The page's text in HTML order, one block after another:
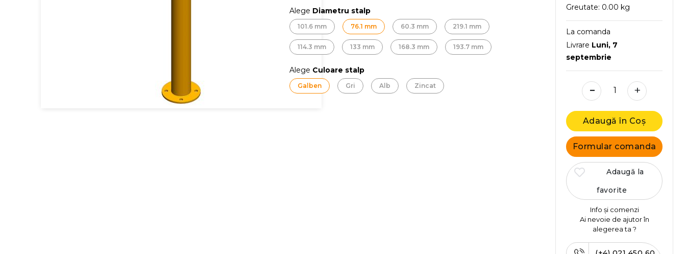
Alege Diametru stalp
101.6 mm 76.1 mm 60.3 mm 219.1 mm
114.3 mm 133 mm 168.3 mm 193.7 mm
Alege Culoare stalp
Galben Gri Alb Zincat
Greutate: 0.00 kg
La comanda
Livrare Luni, 7
septembrie
- +
Adaugă în Coș
Formular comanda
Adaugă la
favorite
Info și comenzi
Ai nevoie de ajutor în
alegerea ta ?